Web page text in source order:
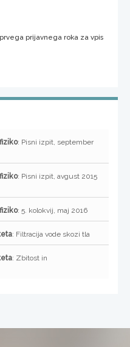
prijavnega roka za vpis
: Pisni izpit, september
: Pisni izpit, avgust 2015
: 5. kolokvij, maj 2016
: Filtracija vode skozi tla
: Zbitost in